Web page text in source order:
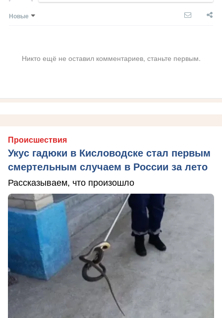
Новые
Никто ещё не оставил комментариев, станьте первым.
Происшествия
Укус гадюки в Кисловодске стал первым
смертельным случаем в России за лето
Рассказываем, что произошло